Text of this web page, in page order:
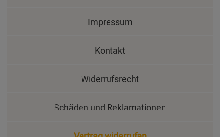
Impressum
Kontakt
Widerrufsrecht
Schäden und Reklamationen